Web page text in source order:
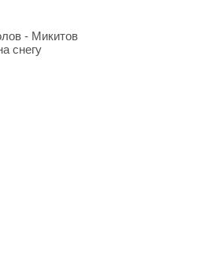
- Микитов
снегу